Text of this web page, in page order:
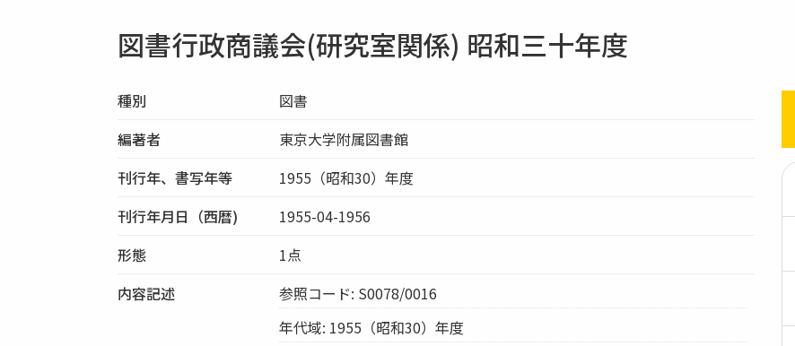
図書行政商議会(研究室関係) 昭和三十年度
種別
図書
編著者
東京大学附属図書館
刊行年、書写年等
1955（昭和30）年度
刊行年月日（西暦)
1955-04-1956
形態
1点
内容記述
参照コード: S0078/0016
年代域: 1955（昭和30）年度